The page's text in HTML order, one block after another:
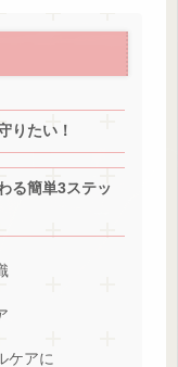
りたい！
る簡単3ステッ
ケアに